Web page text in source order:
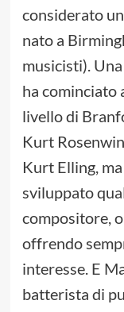
considerato
nato a
musicisti).
ha cominciato
livello di
Kurt
Kurt Elling,
sviluppato
compositore,
offrendo
interesse. E
batterista di